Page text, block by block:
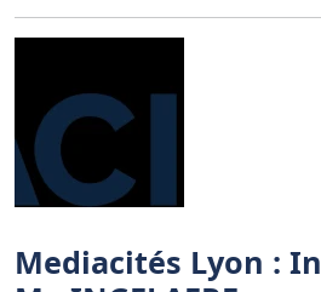
Mediacités Lyon :